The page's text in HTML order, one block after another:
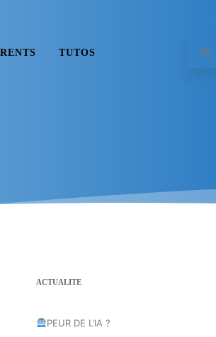
TUTOS
ACTUALITE
PEUR DE L’IA ?